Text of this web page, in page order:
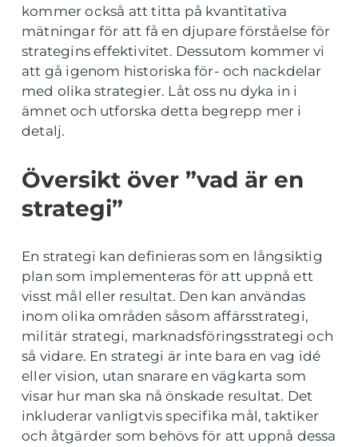
kommer också att titta på kvantitativa
mätningar för att få en djupare förståelse för
strategins effektivitet. Dessutom kommer vi
att gå igenom historiska för- och nackdelar
med olika strategier. Låt oss nu dyka in i
ämnet och utforska detta begrepp mer i
detalj.
Översikt över ”vad är en
strategi”
En strategi kan definieras som en långsiktig
plan som implementeras för att uppnå ett
visst mål eller resultat. Den kan användas
inom olika områden såsom affärsstrategi,
militär strategi, marknadsföringsstrategi och
så vidare. En strategi är inte bara en vag idé
eller vision, utan snarare en vägkarta som
visar hur man ska nå önskade resultat. Det
inkluderar vanligtvis specifika mål, taktiker
och åtgärder som behövs för att uppnå dessa